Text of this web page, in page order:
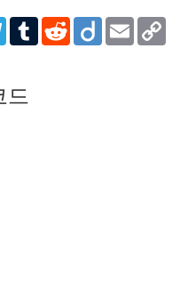
Telegram
TumblrRedditDiigo Email
드